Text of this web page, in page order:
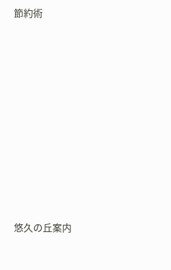
節約術
悠久の丘案内